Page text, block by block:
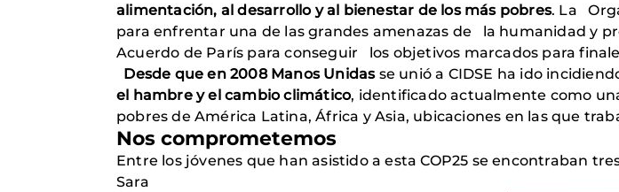
alimentación, al desarrollo y al bienestar de los más pobres. La
para enfrentar una de las grandes amenazas de la humanidad y
Acuerdo de París para conseguir los objetivos marcados para
Desde que en 2008 Manos Unidasse unió a CIDSE ha ido
el hambre y el cambio climático, identificado actualmente como
pobres de América Latina, África y Asia, ubicaciones en las que
Nos comprometemos
Entre los jóvenes que han asistido a esta COP25 se encontraban
Sara